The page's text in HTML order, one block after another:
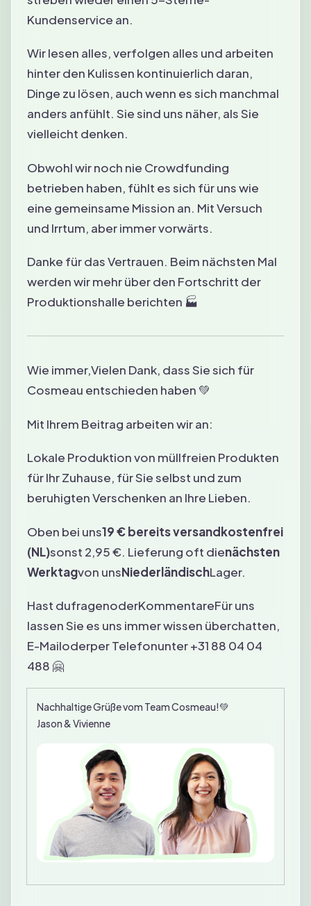
Kundenservice an.
Wir lesen alles, verfolgen alles und arbeiten
hinter den Kulissen kontinuierlich daran,
Dinge zu lösen, auch wenn es sich manchmal
anders anfühlt. Sie sind uns näher, als Sie
vielleicht denken.
Obwohl wir noch nie Crowdfunding
betrieben haben, fühlt es sich für uns wie
eine gemeinsame Mission an. Mit Versuch
und Irrtum, aber immer vorwärts.
Danke für das Vertrauen. Beim nächsten Mal
werden wir mehr über den Fortschritt der
Produktionshalle berichten 🏭
Wie immer,Vielen Dank, dass Sie sich für
Cosmeau entschieden haben 💚
Mit Ihrem Beitrag arbeiten wir an:
Lokale Produktion von müllfreien Produkten
für Ihr Zuhause, für Sie selbst und zum
beruhigten Verschenken an Ihre Lieben.
Oben bei uns19 € bereits versandkostenfrei
(NL)sonst 2,95 €. Lieferung oft dienächsten
Werktagvon unsNiederländischLager.
Hast dufragenoderKommentareFür uns
lassen Sie es uns immer wissen überchatten,
E-Mailoderper Telefonunter +31 88 04 04
488 🤗
Nachhaltige Grüße vom Team Cosmeau!💚
Jason & Vivienne